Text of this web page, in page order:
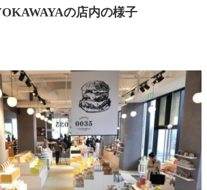
の店内の様子